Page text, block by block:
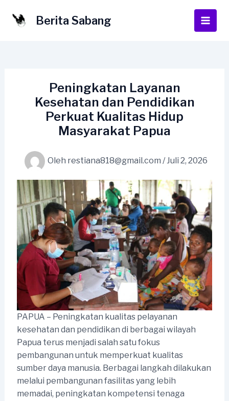
Berita Sabang
Main
Peningkatan Layanan
Kesehatan dan Pendidikan
Perkuat Kualitas Hidup
Masyarakat Papua
Oleh restiana818@gmail.com /Juli 2, 2026
PAPUA – Peningkatan kualitas pelayanan
kesehatan dan pendidikan di berbagai wilayah
Papua terus menjadi salah satu fokus
pembangunan untuk memperkuat kualitas
sumber daya manusia. Berbagai langkah dilakukan
melalui pembangunan fasilitas yang lebih
memadai, peningkatan kompetensi tenaga